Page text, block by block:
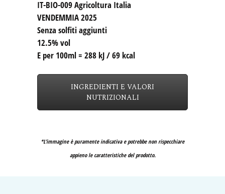
IT-BIO-009 Agricoltura Italia
VENDEMMIA 2025
Senza solfiti aggiunti
12.5% vol
E per 100ml = 288 kJ / 69 kcal
INGREDIENTI E VALORI
NUTRIZIONALI
*L’immagine è puramente indicativa e potrebbe non rispecchiare
appieno le caratteristiche del prodotto.